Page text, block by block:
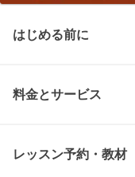
はじめる前に
料金とサービス
レッスン予約・教材